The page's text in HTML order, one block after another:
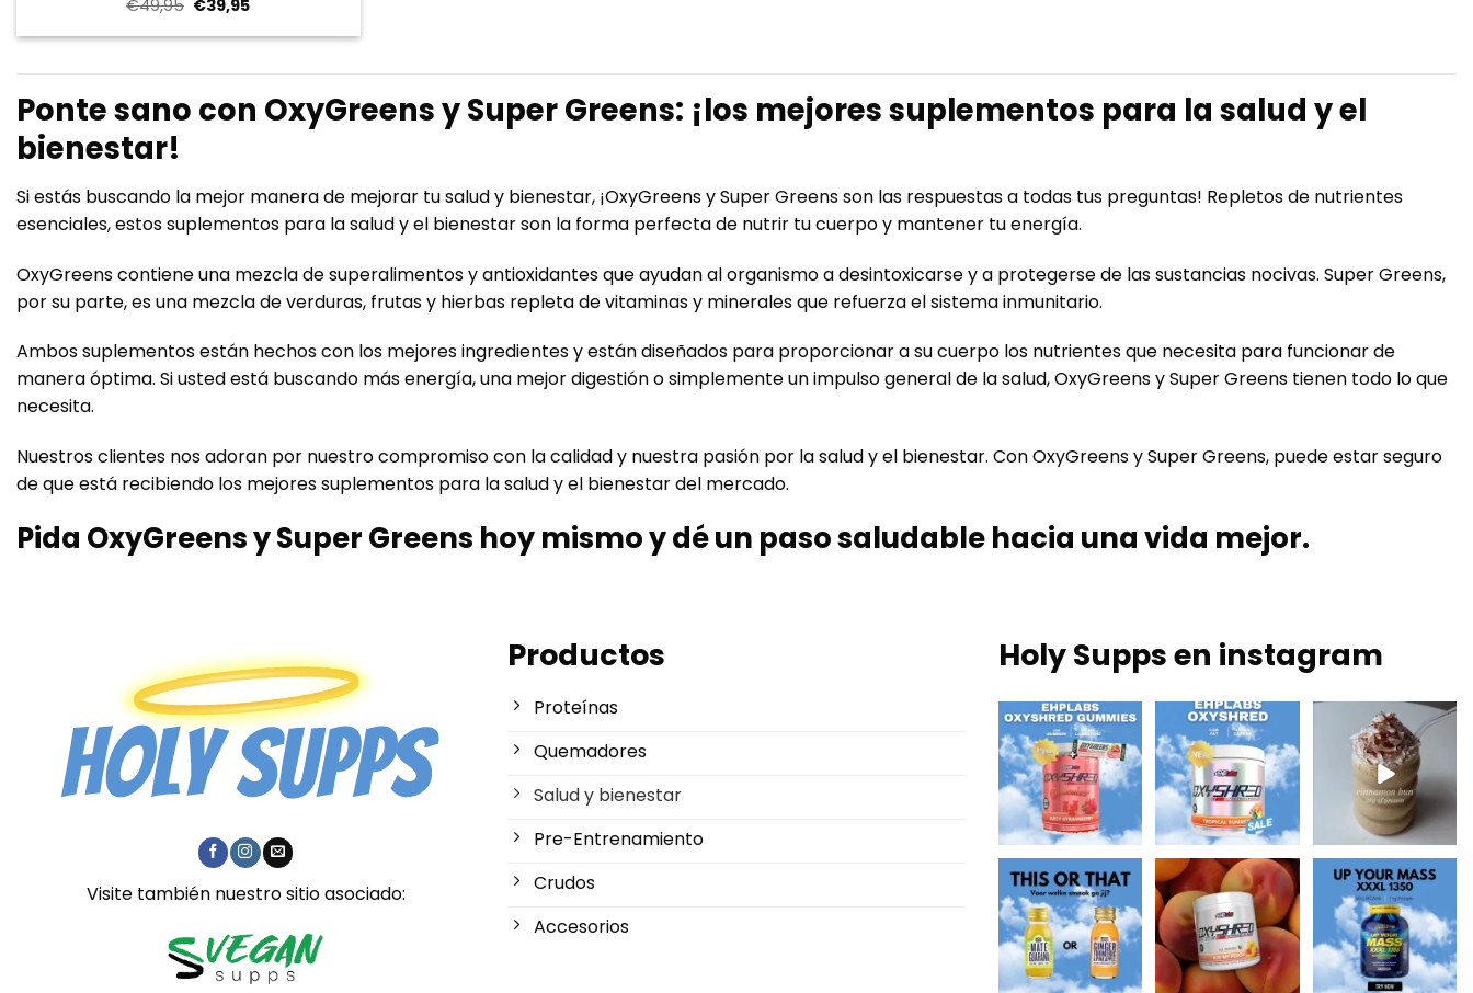
€49,95 El
precio
original
€39,95El
actual
Ponte sano con OxyGreens y Super Greens: ¡los mejores suplementos para la salud y el
bienestar!
Si estás buscando la mejor manera de mejorar tu salud y bienestar, ¡OxyGreens y Super Greens son las respuestas a todas tus preguntas! Repletos de nutrientes
esenciales, estos suplementos para la salud y el bienestar son la forma perfecta de nutrir tu cuerpo y mantener tu energía.
OxyGreens contiene una mezcla de superalimentos y antioxidantes que ayudan al organismo a desintoxicarse y a protegerse de las sustancias nocivas. Super Greens,
por su parte, es una mezcla de verduras, frutas y hierbas repleta de vitaminas y minerales que refuerza el sistema inmunitario.
Ambos suplementos están hechos con los mejores ingredientes y están diseñados para proporcionar a su cuerpo los nutrientes que necesita para funcionar de
manera óptima. Si usted está buscando más energía, una mejor digestión o simplemente un impulso general de la salud, OxyGreens y Super Greens tienen todo lo que
necesita.
Nuestros clientes nos adoran por nuestro compromiso con la calidad y nuestra pasión por la salud y el bienestar. Con OxyGreens y Super Greens, puede estar seguro
de que está recibiendo los mejores suplementos para la salud y el bienestar del mercado.
Pida OxyGreens y Super Greens hoy mismo y dé un paso saludable hacia una vida mejor.
Visite también nuestro sitio asociado:
Productos
Proteínas
Quemadores
Salud y bienestar
Pre-Entrenamiento
Crudos
Accesorios
Holy Supps en instagram
Nuevo en Holy Supps
🍬⚡
OxyShred Gummies
de...
3
¡Bajo en grasas y
150mg de cafeína
por ración! ⚡...
0 2
Nutritivo, rico en
proteínas y perfecto
para...
2 0
¿Mate y guaraná
para un chute de
energía o...
0 0
¡Bésame el
melocotón y quema
esa grasa! 🍑🔥
...
1 0
Up Your Mass XXXL
1350 = proteínas +
BCAA para el...
1 0